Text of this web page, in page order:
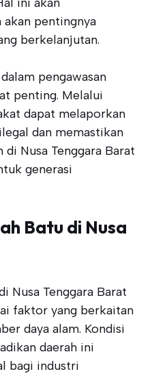
akan pentingnya
berkelanjutan.
pengawasan
penting. Melalui
dapat melaporkan
dan memastikan
di Nusa Tenggara Barat
generasi
Batu di Nusa
Nusa Tenggara Barat
faktor yang berkaitan
daya alam. Kondisi
daerah ini
bagi industri